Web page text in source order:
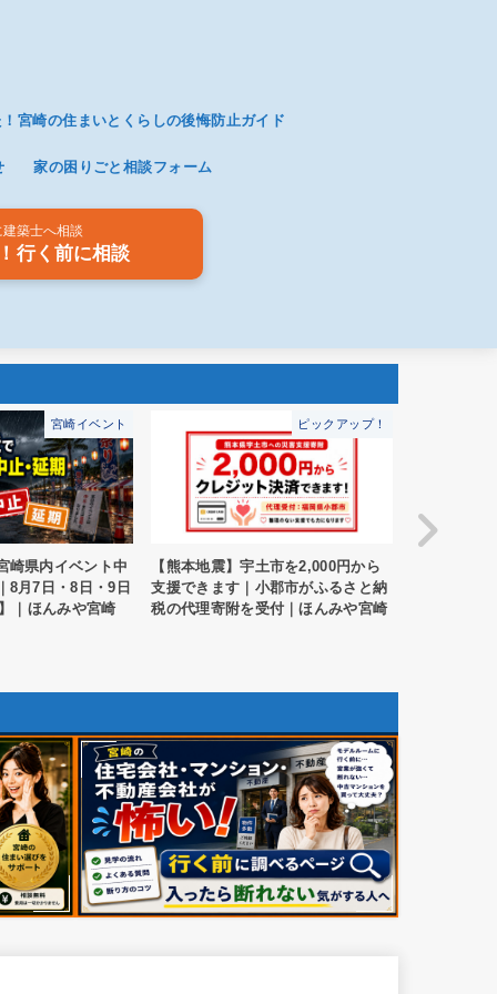
宮崎の住まいとくらしの後悔防止ガイド
家の困りごと相談フォーム
築士へ相談
行く前に相談
ピックアップ！
市を2,000円から
郡市がふるさと納
付｜ほんみや宮崎
宮崎イベント
【串間市】令和8年8月8日8時8分8
秒！「まつり888 in くしま」開催｜
ほんみや宮崎